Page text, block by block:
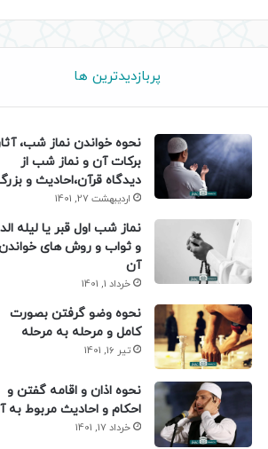
پربازدیدترین ها
نحوه خواندن نماز شب،
برکات آن و نماز شب از
دیدگاه قرآن،احادیث و
اردیبهشت 27, 1401
نماز شب اول قبر یا لیله
و ثواب و روش های
آن
خرداد 1, 1401
نحوه وضو گرفتن بصورت
کامل و مرحله به مرحله
تیر 16, 1401
نحوه اذان و اقامه گفتن و
احکام و احادیث مربوط به
خرداد 17, 1401